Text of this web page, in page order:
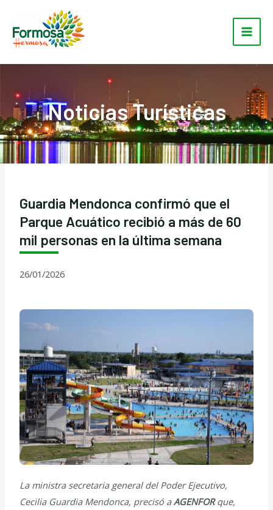
contenido
Noticias Turísticas
Guardia Mendonca confirmó que el
Parque Acuático recibió a más de 60
mil personas en la última semana
26/01/2026
La ministra secretaria general del Poder Ejecutivo,
Cecilia Guardia Mendonca, precisó aAGENFORque,